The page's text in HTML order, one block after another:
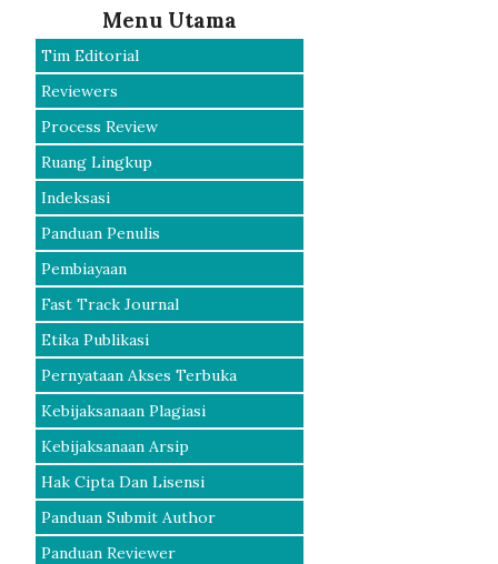
Menu Utama
Tim Editorial
Reviewers
Process Review
Ruang Lingkup
Indeksasi
Panduan Penulis
Pembiayaan
Fast Track Journal
Etika Publikasi
Pernyataan Akses Terbuka
Kebijaksanaan Plagiasi
Kebijaksanaan Arsip
Hak Cipta Dan Lisensi
Panduan Submit Author
Panduan Reviewer